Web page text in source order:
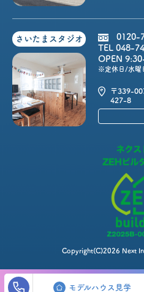
モデルハウス見学
さいたまスタジオ
0120-
TEL 048-
OPEN
※定休日/水曜
〒339-
427-8
Copyright(C)2026 Next